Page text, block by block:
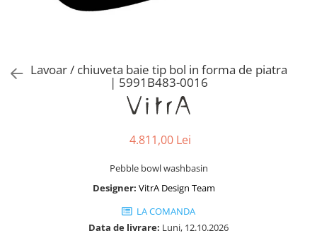
Baterii lavoar montare pe tavan
Robinete de trecere
Robinete masina de spalat
Lavoar / chiuveta baie tip bol in forma de piatra
| 5991B483-0016
4.811,00 Lei
Pebble bowl washbasin
Designer: VitrA Design Team
LA COMANDA
Data de livrare: Luni, 12.10.2026